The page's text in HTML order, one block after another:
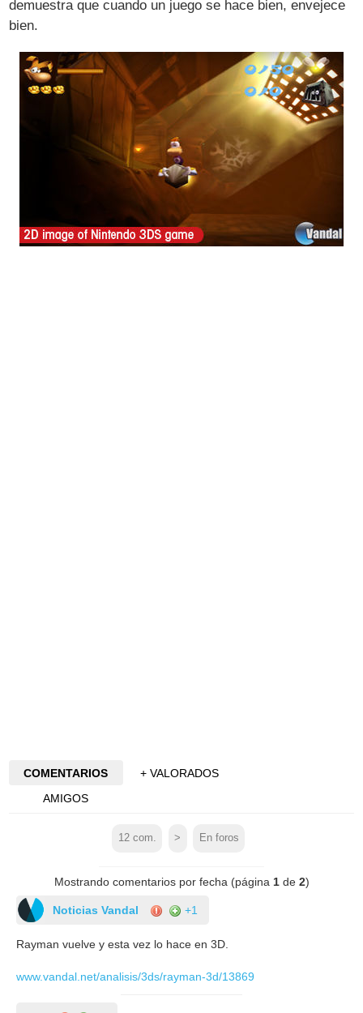
demuestra que cuando un juego se hace bien, envejece
bien.
COMENTARIOS
+ VALORADOS
AMIGOS
12com. > En foros
Mostrando comentarios por fecha (página 1de 2)
Noticias Vandal +1
Rayman vuelve y esta vez lo hace en 3D.
www.vandal.net/analisis/3ds/rayman-3d/13869